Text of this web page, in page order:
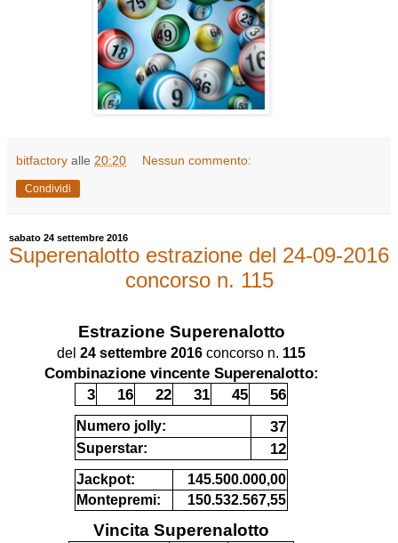
bitfactory alle 20:20 Nessun commento:
Condividi
sabato 24 settembre 2016
Superenalotto estrazione del 24-09-2016
concorso n. 115
Estrazione Superenalotto
del 24 settembre 2016 concorso n. 115
Combinazione vincente Superenalotto:
3
16 22 31 45 56
Numero jolly: 37
Superstar: 12
Jackpot:
145.500.000,00
Montepremi:
150.532.567,55
Vincita Superenalotto